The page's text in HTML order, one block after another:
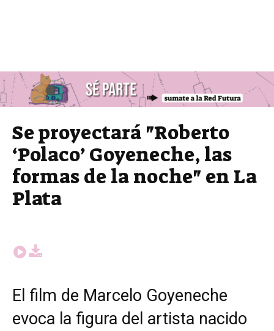
Se proyectará "Roberto
‘Polaco’ Goyeneche, las
formas de la noche" en La
Plata
El film de Marcelo Goyeneche
evoca la figura del artista nacido